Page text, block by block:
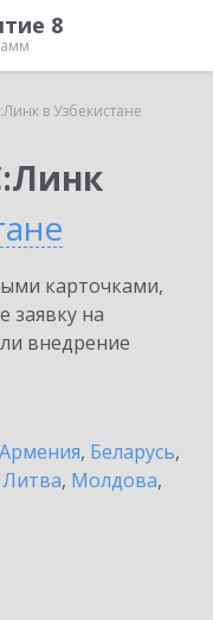
8
в Узбекистане
карточками,
заявку на
внедрение
Армения, Беларусь,
Литва, Молдова,